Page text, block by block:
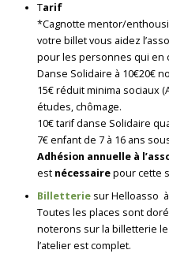
Tarif
*Cagnotte mentor/
votre billet vous aidez
pour les personnes qui en
Danse Solidaire à 10€20€
15€ réduit minima sociaux
études, chômage.
10€ tarif danse Solidaire
7€ enfant de 7 à 16 ans
Adhésion annuelle à
est nécessairepour cette
Billetterie sur Helloasso
Toutes les places sont
noterons sur la billetterie
l’atelier est complet.